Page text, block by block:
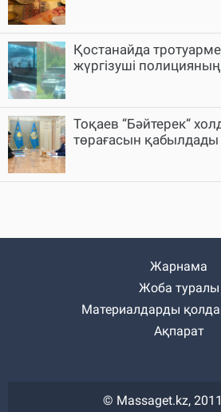
Қостанайда
жүргізуші полицияның
Тоқаев “Бәйтерек“
төрағасын қабылдады
Жарнама
Жоба туралы
Материалдарды
Ақпарат
© Massaget.kz,